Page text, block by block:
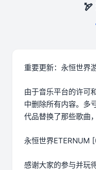
重要更新：永恒世界
由于音乐平台的许可
中删除所有内容。多
代品替换了那些歌曲
永恒世界ETERNUM
感谢大家的参与并玩